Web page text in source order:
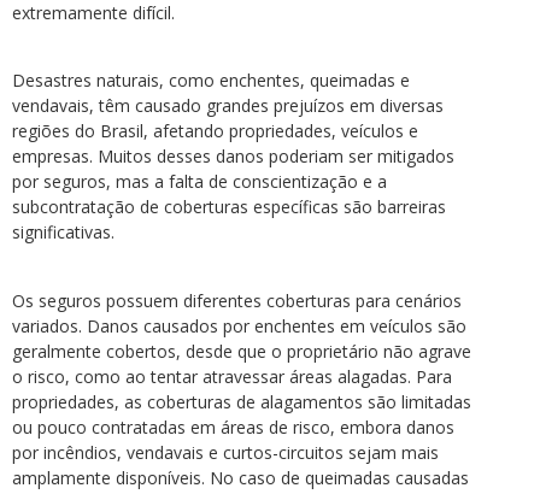
extremamente difícil.
Desastres naturais, como enchentes, queimadas e
vendavais, têm causado grandes prejuízos em diversas
regiões do Brasil, afetando propriedades, veículos e
empresas. Muitos desses danos poderiam ser mitigados
por seguros, mas a falta de conscientização e a
subcontratação de coberturas específicas são barreiras
significativas.
Os seguros possuem diferentes coberturas para cenários
variados. Danos causados por enchentes em veículos são
geralmente cobertos, desde que o proprietário não agrave
o risco, como ao tentar atravessar áreas alagadas. Para
propriedades, as coberturas de alagamentos são limitadas
ou pouco contratadas em áreas de risco, embora danos
por incêndios, vendavais e curtos-circuitos sejam mais
amplamente disponíveis. No caso de queimadas causadas